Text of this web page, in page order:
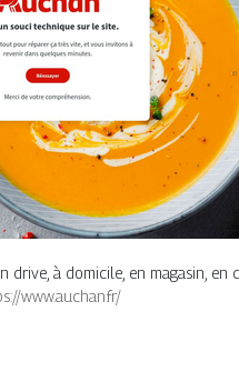
à domicile, en magasin, en
www.auchan.fr/